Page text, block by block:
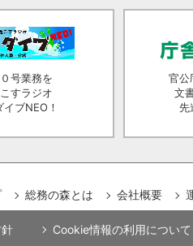
号業務を
すラジオ
ブNEO！
官公
文
先
総務の森とは 会社概要
Cookie情報の利用について